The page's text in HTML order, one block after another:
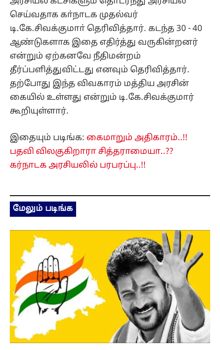
செய்வதாக கா்நாடக முதல்வர்
டி.கே.சிவக்குமாா் தெரிவித்தார். கடந்த 30 - 40
ஆண்டுகளாக இதை எதிர்த்து வருகின்றனர்
என்றும் ஏற்கனவே நீதிமன்றம்
தீர்ப்பளித்துவிட்டது எனவும் தெரிவித்தார்.
தற்போது இந்த விவகாரம் மத்திய அரசின்
கையில் உள்ளது என்றும் டி.கே.சிவக்குமார்
கூறியுள்ளார்.
இதையும் படிங்க: கைமாறும் அதிகாரம்..!!
பதவி விலகுகிறாரா சித்தராமையா..??
கர்நாடக அரசியலில் பரபரப்பு..!!
மேலும் படிங்க